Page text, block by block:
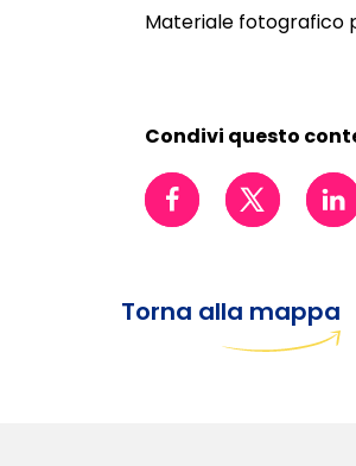
Materiale fotografico
Condivi questo
Torna alla mappa